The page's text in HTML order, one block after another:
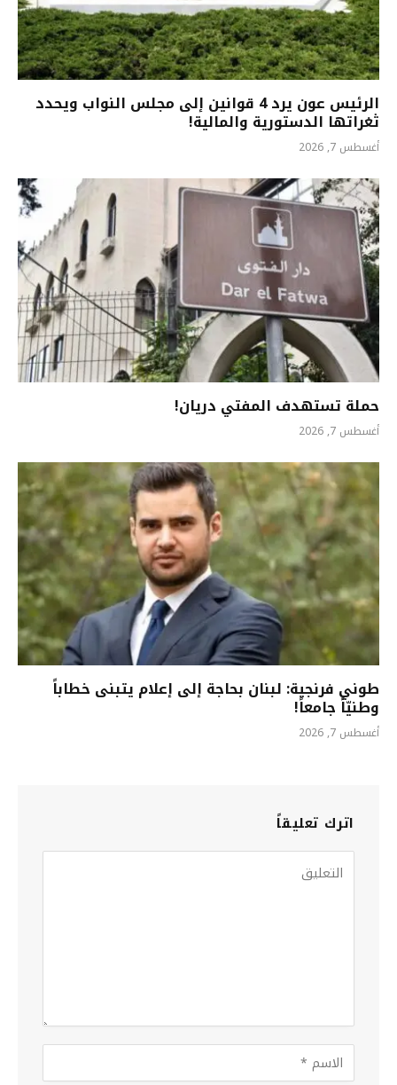
الرئيس عون يرد 4 قوانين إلى مجلس النواب ويحدد
ثغراتها الدستورية والمالية!
أغسطس 7, 2026
حملة تستهدف المفتي دريان!
أغسطس 7, 2026
طوني فرنجية: لبنان بحاجة إلى إعلام يتبنى خطاباً
وطنيّاً جامعاً!
أغسطس 7, 2026
اترك تعليقاً